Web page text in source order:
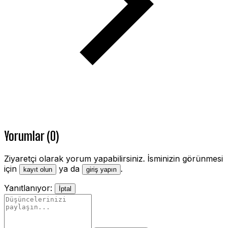
Yorumlar (0)
Ziyaretçi olarak yorum yapabilirsiniz. İsminizin görünmesi
için
kayıt olun ya da giriş yapın .
Yanıtlanıyor:
İptal